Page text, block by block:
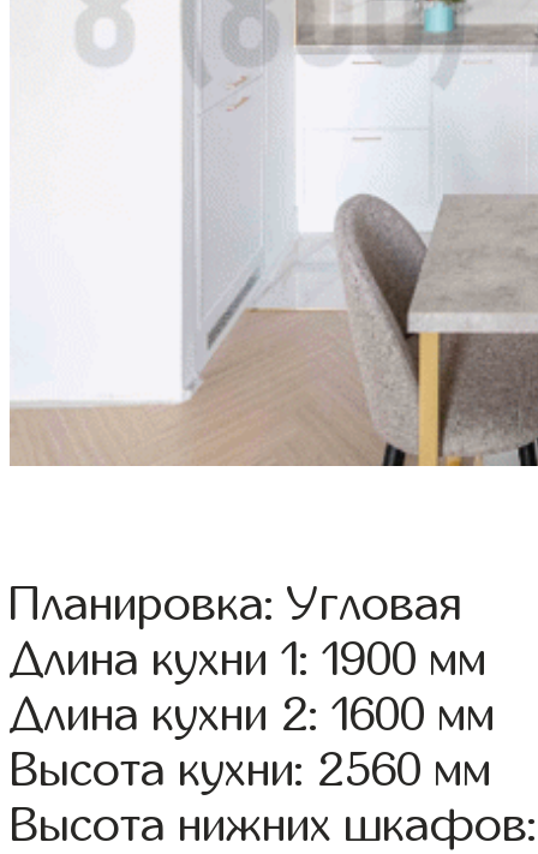
Планировка: Угловая
Длина кухни 1: 1900 мм
Длина кухни 2: 1600 мм
Высота кухни: 2560 мм
Высота нижних